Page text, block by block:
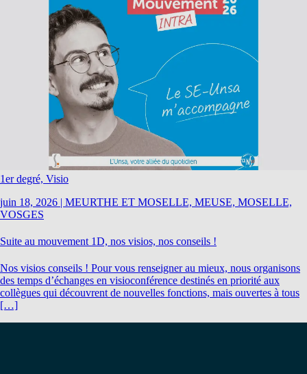
1er degré, Visio
juin 18, 2026 | MEURTHE ET MOSELLE, MEUSE, MOSELLE,
VOSGES
Suite au mouvement 1D, nos visios, nos conseils !
Nos visios conseils ! Pour vous renseigner au mieux, nous organisons
des temps d’échanges en visioconférence destinés en priorité aux
collègues qui découvrent de nouvelles fonctions, mais ouvertes à tous
[…]